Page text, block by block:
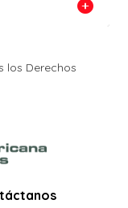
los Derechos